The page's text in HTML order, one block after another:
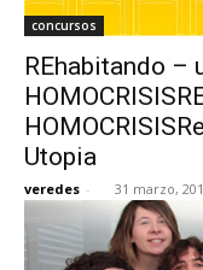
concursos
REhabitando –
Utopia
veredes - 31 marzo,